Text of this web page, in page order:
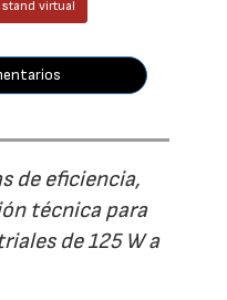
stand virtual
de eficiencia,
técnica para
de 125 W a